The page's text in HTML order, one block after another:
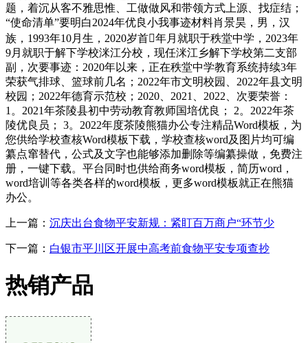
题，着沉从客不雅思惟、工做做风和带领方式上源、找症结；
“使命清单”要明白2024年优良小我事迹材料肖景昊，男，汉
族，1993年10月生，2020岁首年月就职于秩堂中学，2023年
9月就职于解下学校洣江分校，现任洣江乡解下学校第二支部
副，次要事迹：2020年以来，正在秩堂中学教育系统持续3年
荣获气排球、篮球前几名；2022年市文明校园、2022年县文明
校园；2022年德育示范校；2020、2021、2022、次要荣誉：
1。2021年茶陵县初中劳动教育教师国培优良； 2。2022年茶
陵优良员； 3。2022年度茶陵熊猫办公专注精品Word模板，为
您供给学校查核Word模板下载，学校查核word及图片均可编
纂点窜替代，公式及文字也能够添加删除等编纂操做，免费注
册，一键下载。平台同时也供给商务word模板，简历word，
word培训等各类各样的word模板，更多word模板就正在熊猫
办公。
上一篇： 沉庆出台食物平安新规：紧盯百万商户“环节少
下一篇： 白银市平川区开展中高考前食物平安专项查抄
热销产品